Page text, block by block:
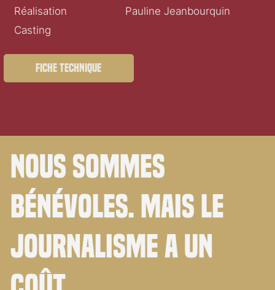
Réalisation
Pauline Jeanbourquin
Casting
Fiche technique
Nous sommes
bénévoles. Mais le
journalisme a un